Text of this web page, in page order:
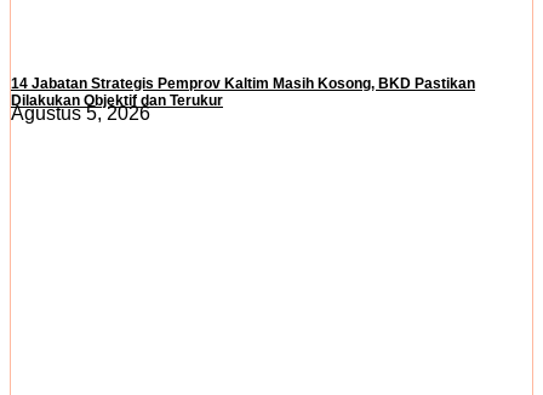
14 Jabatan Strategis Pemprov Kaltim Masih Kosong, BKD Pastikan
Dilakukan Objektif dan Terukur
Agustus 5, 2026